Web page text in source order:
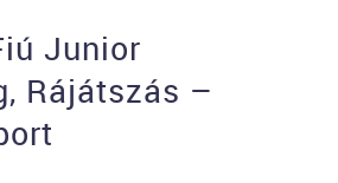
Junior
Rájátszás –